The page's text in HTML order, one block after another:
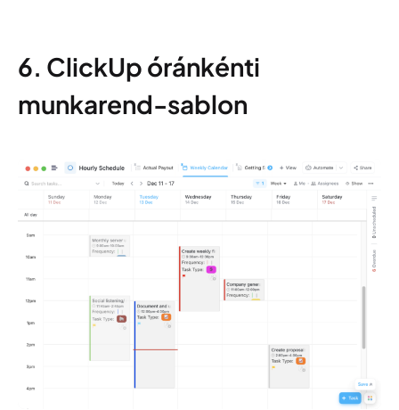
6. ClickUp óránkénti
munkarend-sablon